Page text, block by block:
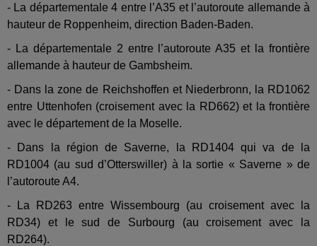
- La départementale 4 entre l’A35 et l’autoroute allemande à
hauteur de Roppenheim, direction Baden-Baden.
- La départementale 2 entre l’autoroute A35 et la frontière
allemande à hauteur de Gambsheim.
- Dans la zone de Reichshoffen et Niederbronn, la RD1062
entre Uttenhofen (croisement avec la RD662) et la frontière
avec le département de la Moselle.
- Dans la région de Saverne, la RD1404 qui va de la
RD1004 (au sud d’Otterswiller) à la sortie « Saverne » de
l’autoroute A4.
- La RD263 entre Wissembourg (au croisement avec la
RD34) et le sud de Surbourg (au croisement avec la
RD264).